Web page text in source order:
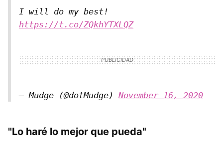
I will do my best!
https://t.co/ZQkhYTXLQZ
— Mudge (@dotMudge) November 16, 2020
"Lo haré lo mejor que pueda"